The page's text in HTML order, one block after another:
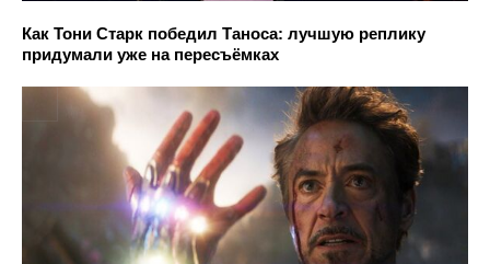
Как Тони Старк победил Таноса: лучшую реплику
придумали уже на пересъёмках